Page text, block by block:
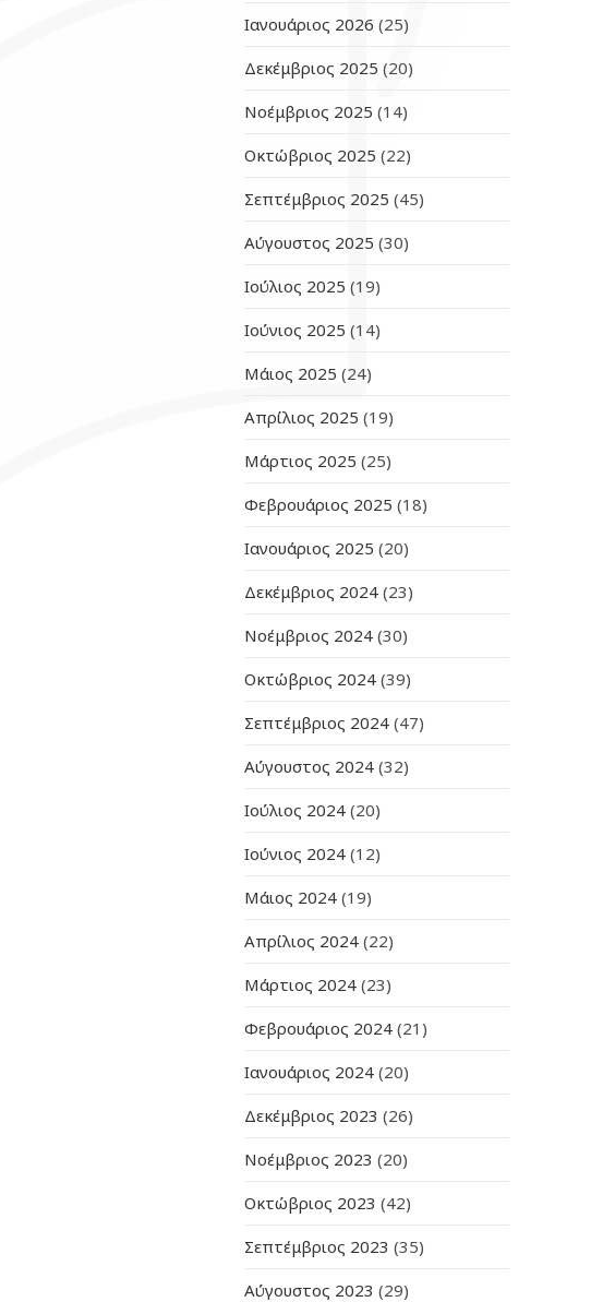
Ιανουάριος 2026 (25)
Δεκέμβριος 2025 (20)
Νοέμβριος 2025 (14)
Οκτώβριος 2025 (22)
Σεπτέμβριος 2025 (45)
Αύγουστος 2025 (30)
Ιούλιος 2025 (19)
Ιούνιος 2025 (14)
Μάιος 2025 (24)
Απρίλιος 2025 (19)
Μάρτιος 2025 (25)
Φεβρουάριος 2025 (18)
Ιανουάριος 2025 (20)
Δεκέμβριος 2024 (23)
Νοέμβριος 2024 (30)
Οκτώβριος 2024 (39)
Σεπτέμβριος 2024 (47)
Αύγουστος 2024 (32)
Ιούλιος 2024 (20)
Ιούνιος 2024 (12)
Μάιος 2024 (19)
Απρίλιος 2024 (22)
Μάρτιος 2024 (23)
Φεβρουάριος 2024 (21)
Ιανουάριος 2024 (20)
Δεκέμβριος 2023 (26)
Νοέμβριος 2023 (20)
Οκτώβριος 2023 (42)
Σεπτέμβριος 2023 (35)
Αύγουστος 2023 (29)